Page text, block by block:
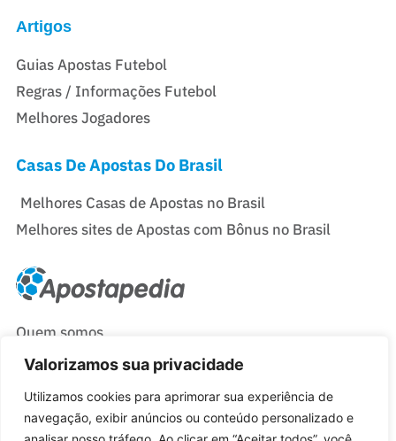
Valorizamos sua privacidade
Utilizamos cookies para aprimorar sua experiência de
navegação, exibir anúncios ou conteúdo personalizado e
Artigos
Guias Apostas Futebol
Regras / Informações Futebol
Melhores Jogadores
Casas De Apostas Do Brasil
Melhores Casas de Apostas no Brasil
Melhores sites de Apostas com Bônus no Brasil
Quem somos
Política de Privacidade e Cookies
Termos e Condições